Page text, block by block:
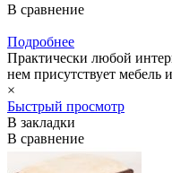
В сравнение
Подробнее
Практически любой
нем присутствует мебель
×
Быстрый просмотр
В закладки
В сравнение